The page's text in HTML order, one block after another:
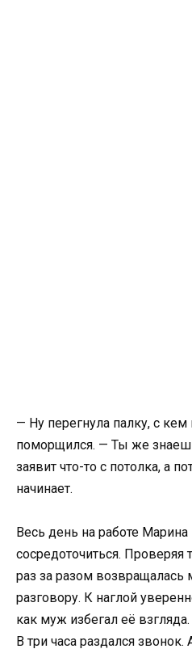
— Ну перегнула палку, с
поморщился. — Ты же
заявит что-то с потолка, а
начинает.
Весь день на работе
сосредоточиться. Проверяя
раз за разом
разговору. К наглой
как муж избегал её взгляда.
В три часа раздался звонок.